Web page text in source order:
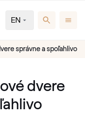
EN
správne a spoľahlivo
dvere